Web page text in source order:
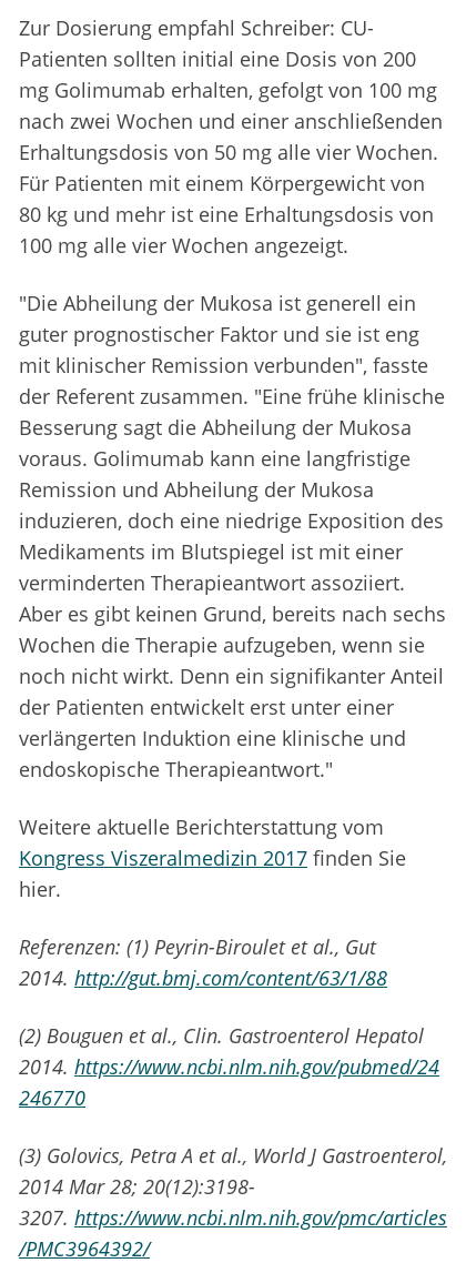
Zur Dosierung empfahl Schreiber: CU-
Patienten sollten initial eine Dosis von 200
mg Golimumab erhalten, gefolgt von 100 mg
nach zwei Wochen und einer anschließenden
Erhaltungsdosis von 50 mg alle vier Wochen.
Für Patienten mit einem Körpergewicht von
80 kg und mehr ist eine Erhaltungsdosis von
100 mg alle vier Wochen angezeigt.
"Die Abheilung der Mukosa ist generell ein
guter prognostischer Faktor und sie ist eng
mit klinischer Remission verbunden", fasste
der Referent zusammen. "Eine frühe klinische
Besserung sagt die Abheilung der Mukosa
voraus. Golimumab kann eine langfristige
Remission und Abheilung der Mukosa
induzieren, doch eine niedrige Exposition des
Medikaments im Blutspiegel ist mit einer
verminderten Therapieantwort assoziiert.
Aber es gibt keinen Grund, bereits nach sechs
Wochen die Therapie aufzugeben, wenn sie
noch nicht wirkt. Denn ein signifikanter Anteil
der Patienten entwickelt erst unter einer
verlängerten Induktion eine klinische und
endoskopische Therapieantwort."
Weitere aktuelle Berichterstattung vom
Kongress Viszeralmedizin 2017 finden Sie
hier.
Referenzen: (1) Peyrin-Biroulet et al., Gut
2014. http://gut.bmj.com/content/63/1/88
(2) Bouguen et al., Clin. Gastroenterol Hepatol
2014. https://www.ncbi.nlm.nih.gov/pubmed/24
246770
(3) Golovics, Petra A et al., World J Gastroenterol,
2014 Mar 28; 20(12):3198-
3207. https://www.ncbi.nlm.nih.gov/pmc/articles
/PMC3964392/